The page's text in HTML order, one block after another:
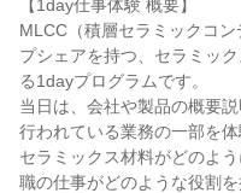
【1day仕事体験 概要】
MLCC（積層セラミックコ
プシェアを持つ、セラミッ
る1dayプログラムです。
当日は、会社や製品の概要
行われている業務の一部を体
セラミックス材料がどのよ
職の仕事がどのような役割